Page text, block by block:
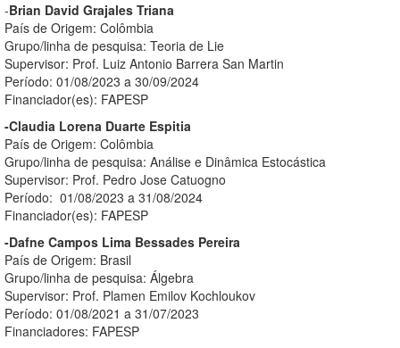
-Brian David Grajales Triana
País de Origem: Colômbia
Grupo/linha de pesquisa: Teoria de Lie
Supervisor: Prof. Luiz Antonio Barrera San Martin
Período: 01/08/2023 a 30/09/2024
Financiador(es): FAPESP
-Claudia Lorena Duarte Espitia
País de Origem: Colômbia
Grupo/linha de pesquisa: Análise e Dinâmica Estocástica
Supervisor: Prof. Pedro Jose Catuogno
Período: 01/08/2023 a 31/08/2024
Financiador(es): FAPESP
-Dafne Campos Lima Bessades Pereira
País de Origem: Brasil
Grupo/linha de pesquisa: Álgebra
Supervisor: Prof. Plamen Emilov Kochloukov
Período: 01/08/2021 a 31/07/2023
Financiadores: FAPESP